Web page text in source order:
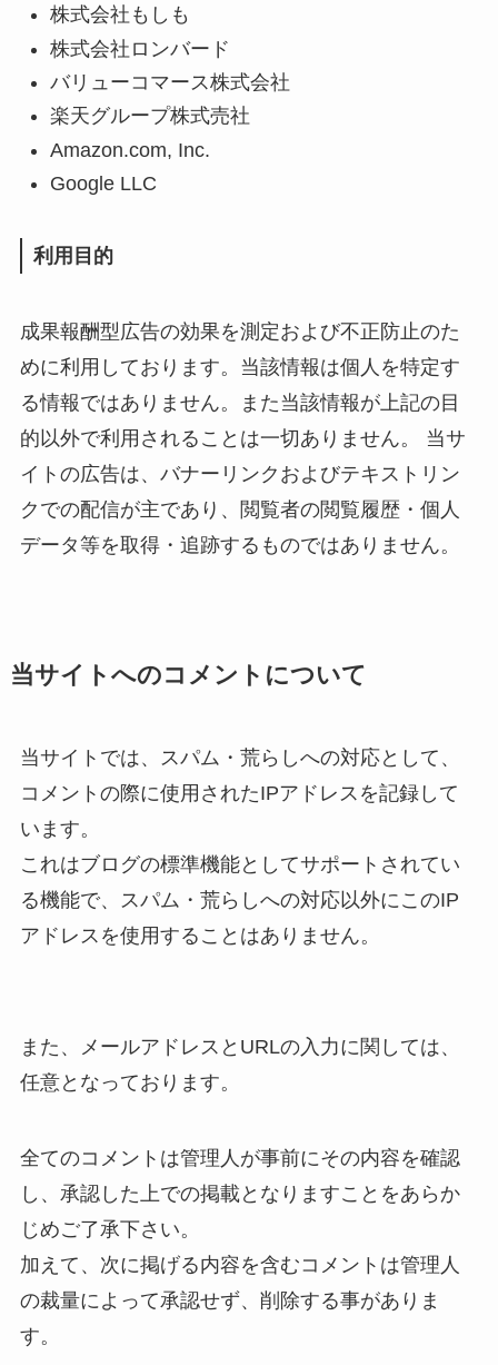
株式会社もしも
株式会社ロンバード
バリューコマース株式会社
楽天グループ株式売社
Amazon.com, Inc.
Google LLC
利用目的
成果報酬型広告の効果を測定および不正防止のた
めに利用しております。当該情報は個人を特定す
る情報ではありません。また当該情報が上記の目
的以外で利用されることは一切ありません。 当サ
イトの広告は、バナーリンクおよびテキストリン
クでの配信が主であり、閲覧者の閲覧履歴・個人
データ等を取得・追跡するものではありません。
当サイトへのコメントについて
当サイトでは、スパム・荒らしへの対応として、
コメントの際に使用されたIPアドレスを記録して
います。
これはブログの標準機能としてサポートされてい
る機能で、スパム・荒らしへの対応以外にこのIP
アドレスを使用することはありません。
また、メールアドレスとURLの入力に関しては、
任意となっております。
全てのコメントは管理人が事前にその内容を確認
し、承認した上での掲載となりますことをあらか
じめご了承下さい。
加えて、次に掲げる内容を含むコメントは管理人
の裁量によって承認せず、削除する事がありま
す。